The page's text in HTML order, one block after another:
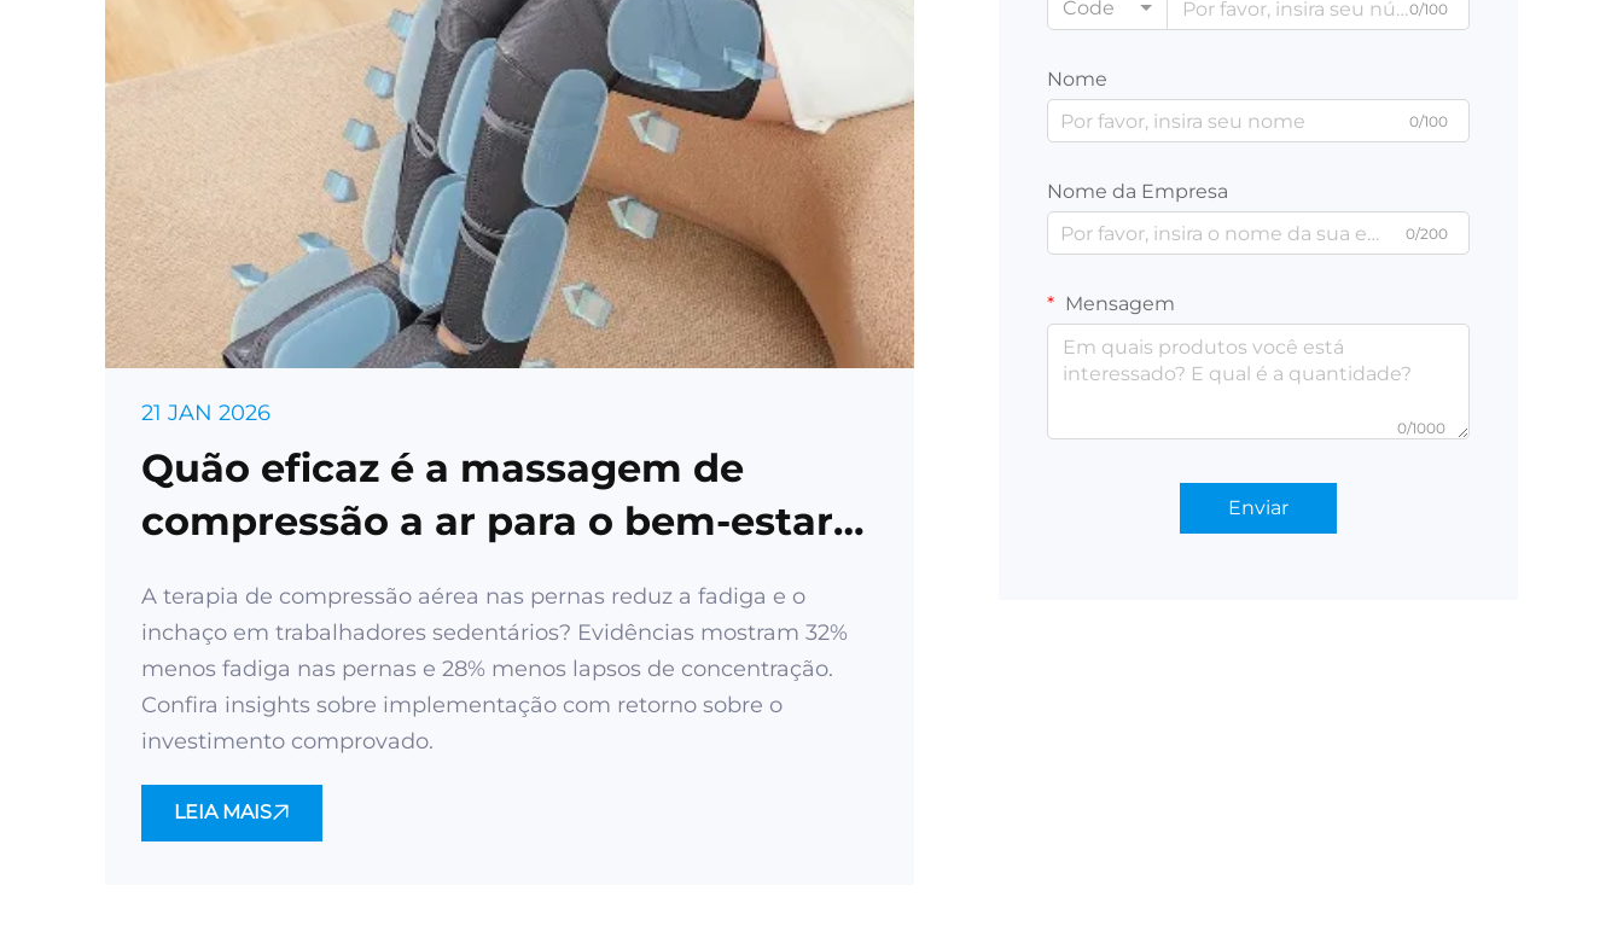
21 JAN 2026
Quão eficaz é a massagem de
compressão a ar para o bem-estar
corporativo?
A terapia de compressão aérea nas pernas reduz a fadiga e o
inchaço em trabalhadores sedentários? Evidências mostram 32%
menos fadiga nas pernas e 28% menos lapsos de concentração.
Confira insights sobre implementação com retorno sobre o
investimento comprovado.
LEIA MAIS
Code
0/100
Nome
0/100
Nome da Empresa
0/200
Mensagem
0/1000
Enviar